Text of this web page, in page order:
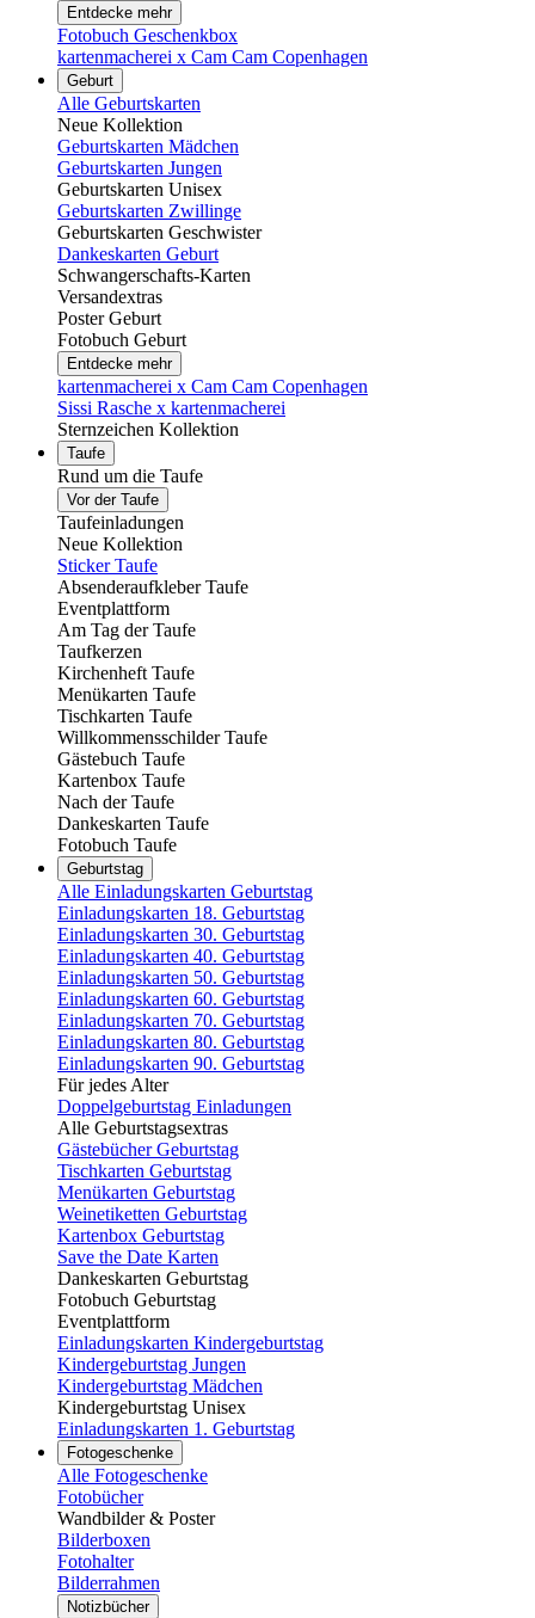
Entdecke mehr
Fotobuch Geschenkbox
kartenmacherei x Cam Cam Copenhagen
Geburt
Alle Geburtskarten
Neue Kollektion
Geburtskarten Mädchen
Geburtskarten Jungen
Geburtskarten Unisex
Geburtskarten Zwillinge
Geburtskarten Geschwister
Dankeskarten Geburt
Schwangerschafts-Karten
Versandextras
Poster Geburt
Fotobuch Geburt
Entdecke mehr
kartenmacherei x Cam Cam Copenhagen
Sissi Rasche x kartenmacherei
Sternzeichen Kollektion
Taufe
Rund um die Taufe
Vor der Taufe
Taufeinladungen
Neue Kollektion
Sticker Taufe
Absenderaufkleber Taufe
Eventplattform
Am Tag der Taufe
Taufkerzen
Kirchenheft Taufe
Menükarten Taufe
Tischkarten Taufe
Willkommensschilder Taufe
Gästebuch Taufe
Kartenbox Taufe
Nach der Taufe
Dankeskarten Taufe
Fotobuch Taufe
Geburtstag
Alle Einladungskarten Geburtstag
Einladungskarten 18. Geburtstag
Einladungskarten 30. Geburtstag
Einladungskarten 40. Geburtstag
Einladungskarten 50. Geburtstag
Einladungskarten 60. Geburtstag
Einladungskarten 70. Geburtstag
Einladungskarten 80. Geburtstag
Einladungskarten 90. Geburtstag
Für jedes Alter
Doppelgeburtstag Einladungen
Alle Geburtstagsextras
Gästebücher Geburtstag
Tischkarten Geburtstag
Menükarten Geburtstag
Weinetiketten Geburtstag
Kartenbox Geburtstag
Save the Date Karten
Dankeskarten Geburtstag
Fotobuch Geburtstag
Eventplattform
Einladungskarten Kindergeburtstag
Kindergeburtstag Jungen
Kindergeburtstag Mädchen
Kindergeburtstag Unisex
Einladungskarten 1. Geburtstag
Fotogeschenke
Alle Fotogeschenke
Fotobücher
Wandbilder & Poster
Bilderboxen
Fotohalter
Bilderrahmen
Notizbücher